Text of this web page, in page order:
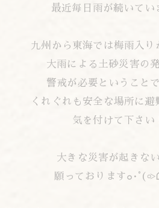
最近毎日雨が続いて
九州から東海では梅雨入り
大雨による土砂災害の
警戒が必要ということ
くれぐれも安全な場所に避
気を付けて下さい
大きな災害が起きな
願っております๐